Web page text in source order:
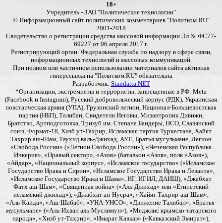
18+
Учредитель - ЗАО "Политические технологии"
© Информационный сайт политических комментариев "Политком.RU"
2001-2018
Свидетельство о регистрации средства массовой информации Эл № ФС77-
69227 от 06 апреля 2017 г.
Регистрирующий орган: Федеральная служба по надзору в сфере связи,
информационных технологий и массовых коммуникаций.
При полном или частичном использовании материалов сайта активная
гиперссылка на "Политком.RU" обязательна
Разработчик: Standarta.NET
*Организации, экстремисты и террористы, запрещенные в РФ: Meta
(Facebook и Instagram), Русский добровольческий корпус (РДК), Украинская
повстанческая армия (УПА), Грузинский легион, Национал-Большевистская
партия (НБП), Талибан, Свидетели Иеговы, Мизантропик Дивижн,
Братство, Артподготовка, Тризуб им. Степана Бандеры, НСО, Славянский
союз, Формат-18, Хизб ут-Тахрир, Исламская партия Туркестана, Хайят
Тахрир аш-Шам, Таухид валь-Джихад, АУЕ, Братья мусульмане, Легион
«Свобода России» («Легион Свобода России»), «Чеченская Республика
Ичкерия», «Правый сектор», «Азов» (батальон «Азов», полк «Азов»),
«Айдар», «Национальный корпус», «Исламское государство» («Исламское
Государство Ирака и Сирии», «Исламское Государство Ирака и Леванта»,
«Исламское Государство Ирака и Шама», ИГ, ИГИЛ, ДАИШ), «Джабхат
Фатх аш-Шам», «Священная война» («Аль-Джихад» или «Египетский
исламский джихад»), «Джабхат ан-Нусра», «Хайят Тахрир-аш-Шам»,
«Аль-Каида», «Аш-Шабаб», «УНА-УНСО», «Движение Талибан», «Братья-
мусульмане» («Аль-Ихван аль-Муслимун»), «Меджлис крымско-татарского
народа», «Хизб ут-Тахрир», «Имарат Кавказ» («Кавказский Эмират»),